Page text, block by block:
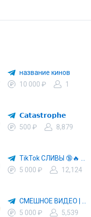
название кинов
10 000 ₽
1
𝗖𝗮𝘁𝗮𝘀𝘁𝗿𝗼𝗽𝗵𝗲
500 ₽
8,879
5 000 ₽
12,124
5 000 ₽
5,539